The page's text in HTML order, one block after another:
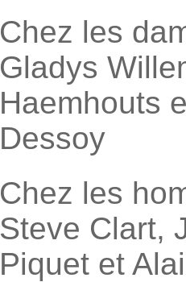
Chez les
Gladys
Haemhouts
Dessoy
Chez les
Steve Clart,
Piquet et